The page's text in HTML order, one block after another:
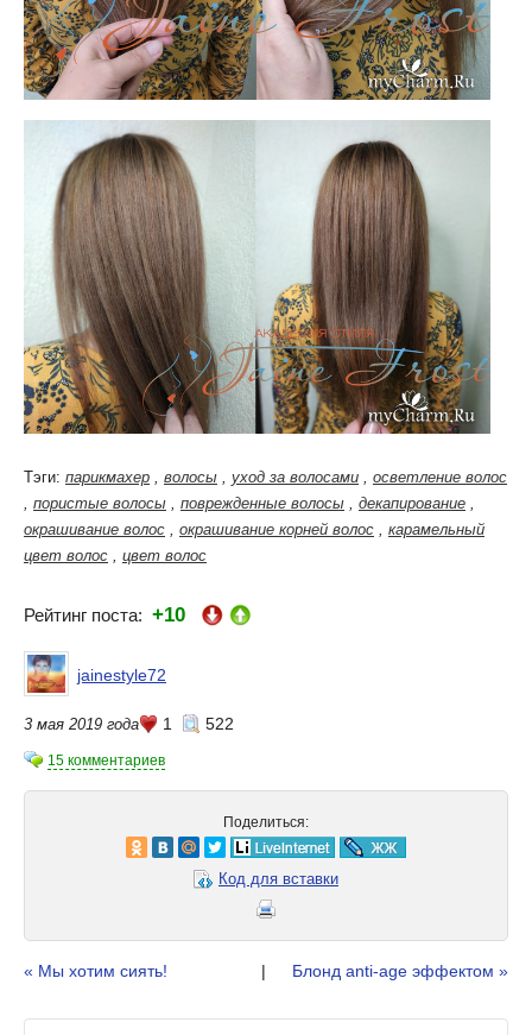
Тэги: парикмахер волосы уход за волосами
осветление волос
пористые волосы поврежденные волосы декапирование
окрашивание волос
окрашивание корней волос
карамельный
цвет волос
цвет волос
Рейтинг поста: +10
jainestyle72
3 мая 2019 года 1 522
15 комментариев
Поделиться:
Код для вставки
« Мы хотим сиять! | Блонд anti-age эффектом »